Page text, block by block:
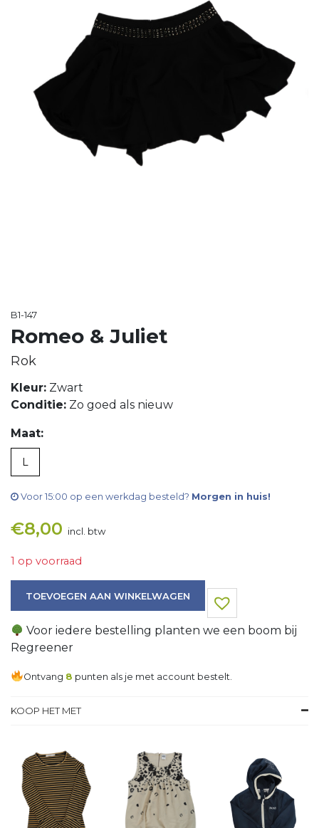
B1-147
Romeo & Juliet
Rok
Kleur: Zwart
Conditie: Zo goed als nieuw
Maat:
L
Voor 15:00 op een werkdag besteld? Morgen in huis!
€8,00 incl. btw
1 op voorraad
TOEVOEGEN AAN WINKELWAGEN
Voor iedere bestelling planten we een boom bij
Regreener
Ontvang 8 punten als je met account bestelt.
KOOP HET MET